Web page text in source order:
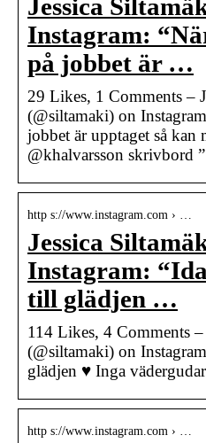
Jessica
Instagram:
på jobbet är …
29 Likes, 1 Comments –
(@siltamaki) on
jobbet är upptaget så kan
@khalvarsson skrivbord ”
http s://www.instagram.com › …
Jessica
Instagram:
till glädjen …
114 Likes, 4 Comments –
(@siltamaki) on
glädjen ♥️ Inga
http s://www.instagram.com › …